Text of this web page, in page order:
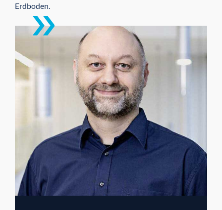
Erdboden.